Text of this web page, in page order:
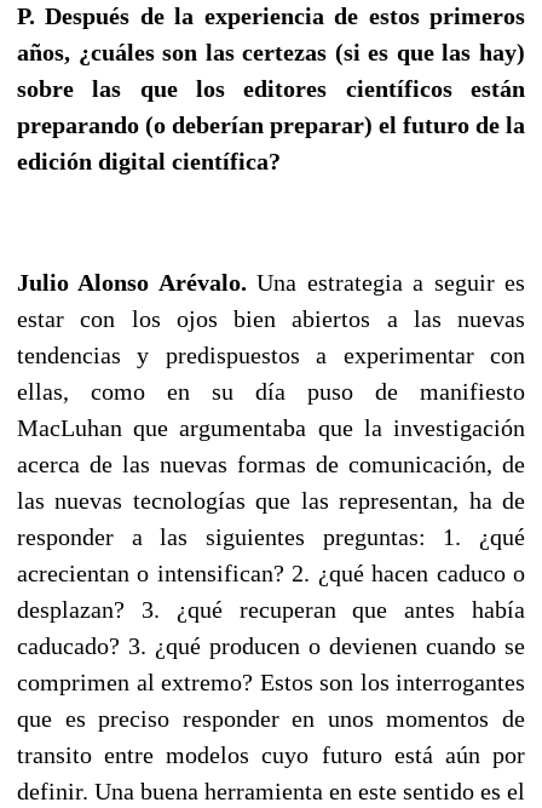
P. Después de la experiencia de estos primeros
años, ¿cuáles son las certezas (si es que las hay)
sobre las que los editores científicos están
preparando (o deberían preparar) el futuro de la
edición digital científica?
Julio Alonso Arévalo. Una estrategia a seguir es
estar con los ojos bien abiertos a las nuevas
tendencias y predispuestos a experimentar con
ellas, como en su día puso de manifiesto
MacLuhan que argumentaba que la investigación
acerca de las nuevas formas de comunicación, de
las nuevas tecnologías que las representan, ha de
responder a las siguientes preguntas: 1. ¿qué
acrecientan o intensifican? 2. ¿qué hacen caduco o
desplazan? 3. ¿qué recuperan que antes había
caducado? 3. ¿qué producen o devienen cuando se
comprimen al extremo? Estos son los interrogantes
que es preciso responder en unos momentos de
transito entre modelos cuyo futuro está aún por
definir. Una buena herramienta en este sentido es el